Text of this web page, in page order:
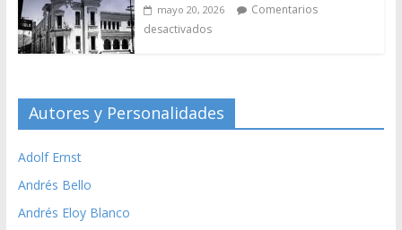
mayo 20, 2026
Comentarios
desactivados
Autores y Personalidades
Adolf Ernst
Andrés Bello
Andrés Eloy Blanco